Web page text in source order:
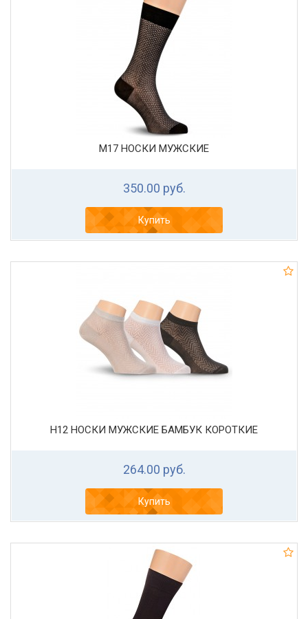
М17 НОСКИ МУЖСКИЕ
350.00 руб.
Купить
Н12 НОСКИ МУЖСКИЕ БАМБУК КОРОТКИЕ
264.00 руб.
Купить